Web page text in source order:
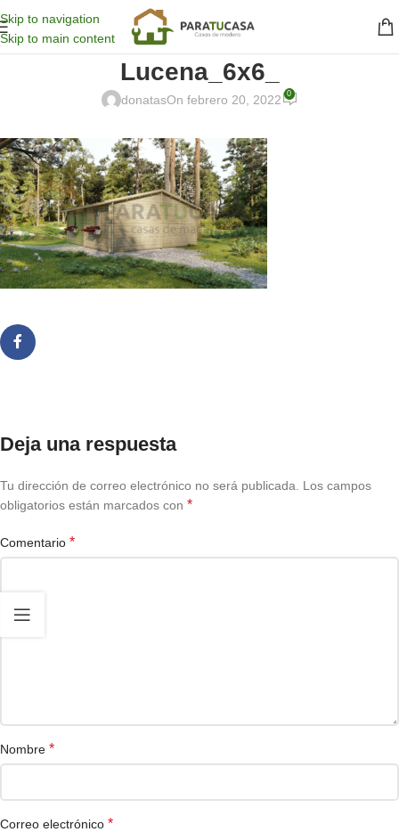
Skip to navigation
Skip to main content
Lucena_6x6_
donatasOn febrero 20, 2022 0
Deja una respuesta
Tu dirección de correo electrónico no será publicada.
Los campos
obligatorios están marcados con *
Comentario *
Nombre *
Correo electrónico *